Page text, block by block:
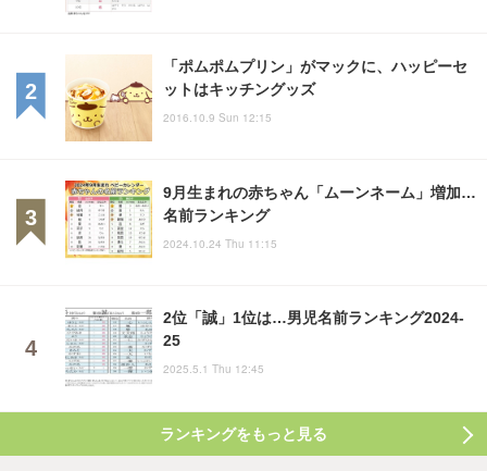
「ポムポムプリン」がマックに、ハッピーセ
ットはキッチングッズ
2016.10.9 Sun 12:15
9月生まれの赤ちゃん「ムーンネーム」増加…
名前ランキング
2024.10.24 Thu 11:15
2位「誠」1位は…男児名前ランキング2024-
25
2025.5.1 Thu 12:45
ランキングをもっと見る